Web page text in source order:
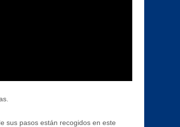
sus pasos están recogidos en este